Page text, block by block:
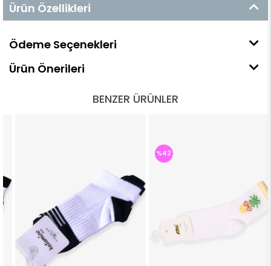
Ürün Özellikleri
Ödeme Seçenekleri
Ürün Önerileri
BENZER ÜRÜNLER
%42